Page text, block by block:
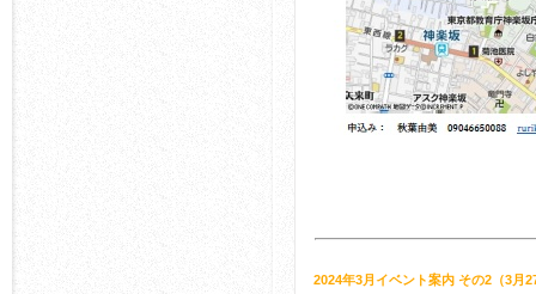
2024年3月イベント案内 その2（3月